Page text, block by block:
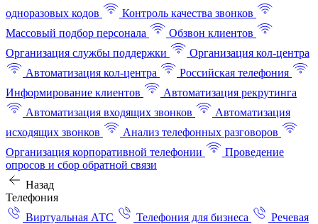
одноразовых кодов
Контроль качества звонков
Массовый подбор персонала
Обзвон клиентов
Организация службы поддержки
Организация кол-центра
Автоматизация кол-центра
Российская телефония
Информирование клиентов
Автоматизация рекрутинга
Автоматизация входящих звонков
Автоматизация
исходящих звонков
Анализ телефонных разговоров
Организация корпоративной телефонии
Проведение
опросов и сбор обратной связи
Назад
Телефония
Виртуальная АТС
Телефония для бизнеса
Речевая